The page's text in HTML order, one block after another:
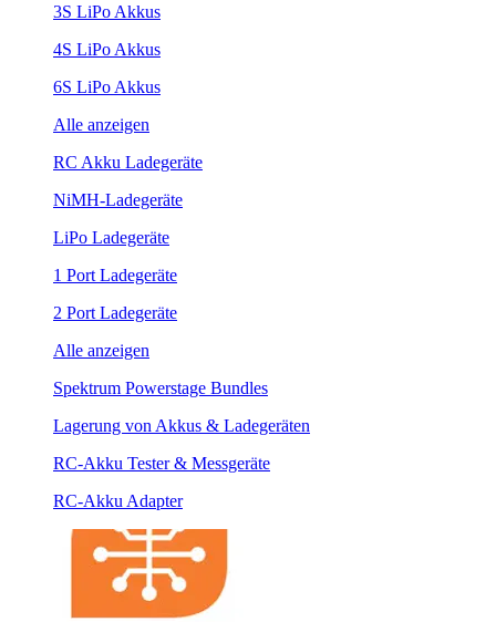
3S LiPo Akkus
4S LiPo Akkus
6S LiPo Akkus
Alle anzeigen
RC Akku Ladegeräte
NiMH-Ladegeräte
LiPo Ladegeräte
1 Port Ladegeräte
2 Port Ladegeräte
Alle anzeigen
Spektrum Powerstage Bundles
Lagerung von Akkus & Ladegeräten
RC-Akku Tester & Messgeräte
RC-Akku Adapter